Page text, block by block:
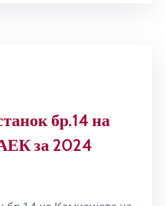
бр.14 на
за 2024